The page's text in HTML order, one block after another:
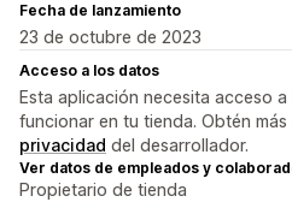
Fecha de lanzamiento
23 de octubre de 2023
Acceso a los datos
Esta aplicación necesita acceso
funcionar en tu tienda. Obtén
privacidad del desarrollador.
Ver datos de empleados y
Propietario de tienda